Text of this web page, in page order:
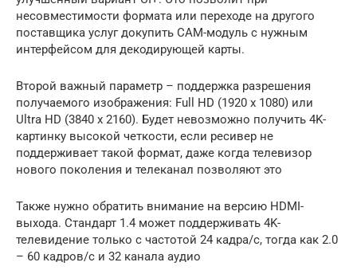
несовместимости формата или переходе на другого
поставщика услуг докупить CAM-модуль с нужным
интерфейсом для декодирующей карты.
Второй важный параметр – поддержка разрешения
получаемого изображения: Full HD (1920 x 1080) или
Ultra HD (3840 x 2160). Будет невозможно получить 4K-
картинку высокой четкости, если ресивер не
поддерживает такой формат, даже когда телевизор
нового поколения и телеканал позволяют это
Также нужно обратить внимание на версию HDMI-
выхода. Стандарт 1.4 может поддерживать 4K-
телевидение только с частотой 24 кадра/с, тогда как 2.0
– 60 кадров/с и 32 канала аудио